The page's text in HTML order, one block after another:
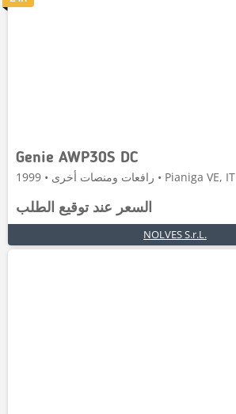
Genie AWP30S DC
رافعات ومنصات أخرى • 1999 • Pianiga VE, IT
السعر عند توقيع الطلب
NOLVES S.r.L.